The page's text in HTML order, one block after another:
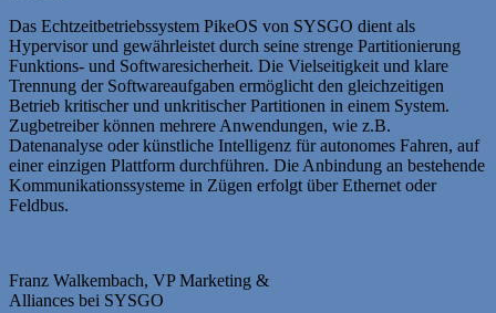
Das Echtzeitbetriebssystem PikeOS von SYSGO dient als
Hypervisor und gewährleistet durch seine strenge Partitionierung
Funktions- und Softwaresicherheit. Die Vielseitigkeit und klare
Trennung der Softwareaufgaben ermöglicht den gleichzeitigen
Betrieb kritischer und unkritischer Partitionen in einem System.
Zugbetreiber können mehrere Anwendungen, wie z.B.
Datenanalyse oder künstliche Intelligenz für autonomes Fahren, auf
einer einzigen Plattform durchführen. Die Anbindung an bestehende
Kommunikationssysteme in Zügen erfolgt über Ethernet oder
Feldbus.
Franz Walkembach, VP Marketing &
Alliances bei SYSGO